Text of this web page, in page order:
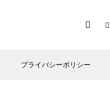
プライバシーポリシー